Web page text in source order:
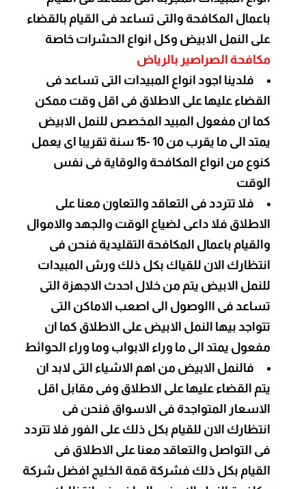
باعمال المكافحة والتى تساعد فى القيام بالقضاء
على النمل الابيض وكل انواع الحشرات خاصة
مكافحة الصراصير بالرياض
فلدينا اجود انواع المبيدات التى تساعد فى
القضاء عليها على الاطلاق فى اقل وقت ممكن
كما ان مفعول المبيد المخصص للنمل الابيض
يمتد الى ما يقرب من 10 -15 سنة تقريبا اى يعمل
كنوع من انواع المكافحة والوقاية فى نفس
الوقت
فلا تتردد فى التعاقد والتعاون معنا على
الاطلاق فلا داعى لضياع الوقت والجهد والاموال
والقيام باعمال المكافحة التقليدية فنحن فى
انتظارك الان للقياك بكل ذلك ورش المبيدات
للنمل الابيض يتم من خلال احدث الاجهزة التى
تساعد فى االوصول الى اصعب الاماكن التى
تتواجد بيها النمل الابيض على الاطلاق كما ان
مفعول يمتد الى ما وراء الابواب وما وراء الحوائط
فالنمل الابيض من اهم الاشياء التى لابد ان
يتم القضاء عليها على الاطلاق وفى مقابل اقل
الاسعار المتواجدة فى الاسواق فنحن فى
انتظارك الان للقيام بكل ذلك على الفور فلا تتردد
فى التواصل والتعاقد معنا على الاطلاق فى
القيام بكل ذلك فشركة قمة الخليج افضل شركة